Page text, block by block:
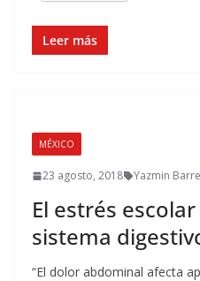
Leer más
MÉXICO
23 agosto, 2018 Yazmin
El estrés
sistema
“El dolor abdominal afecta